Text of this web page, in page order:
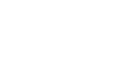
votre véhicule bien au-dessus
si vous cherchez un modèle
un SUV hybride, un
délais s'allongent et les options